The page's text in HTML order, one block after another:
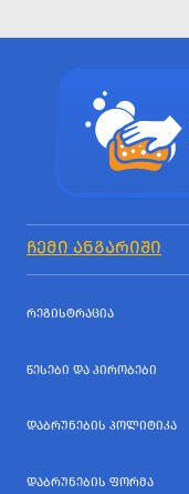
ᲩᲔᲛᲘ ᲐᲜᲒᲐᲠᲘᲨᲘ
ᲠᲔᲒᲘᲡᲢᲠᲐᲪᲘᲐ
ᲬᲔᲡᲔᲑᲘ ᲓᲐ ᲞᲘᲠᲝᲑᲔᲑᲘ
ᲓᲐᲑᲠᲣᲜᲔᲑᲘᲡ ᲞᲝᲚᲘᲢᲘᲙᲐ
ᲓᲐᲑᲠᲣᲜᲔᲑᲘᲡ ᲤᲝᲠᲛᲐ